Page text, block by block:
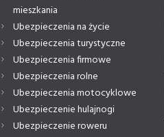
mieszkania
Ubezpieczenia na życie
Ubezpieczenia turystyczne
Ubezpieczenia firmowe
Ubezpieczenia rolne
Ubezpieczenia motocyklowe
Ubezpieczenie hulajnogi
Ubezpieczenie roweru